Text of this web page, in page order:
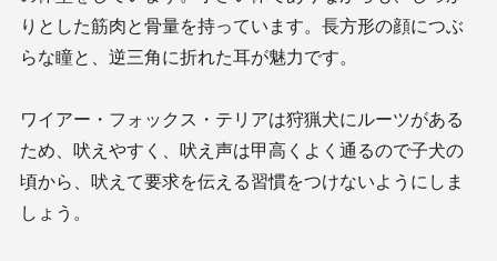
りとした筋肉と骨量を持っています。長方形の顔につぶ
らな瞳と、逆三角に折れた耳が魅力です。
ワイアー・フォックス・テリアは狩猟犬にルーツがある
ため、吠えやすく、吠え声は甲高くよく通るので子犬の
頃から、吠えて要求を伝える習慣をつけないようにしま
しょう。